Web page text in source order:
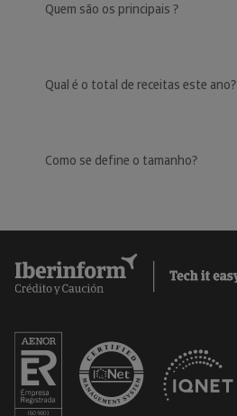
Quem são os principais ?
Qual é o total de receitas este ano?
Como se define o tamanho?